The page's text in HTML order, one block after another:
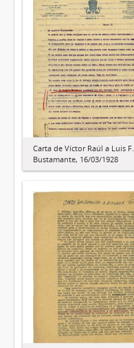
Carta de Víctor Raúl a Luis F.
Bustamante, 16/03/1928